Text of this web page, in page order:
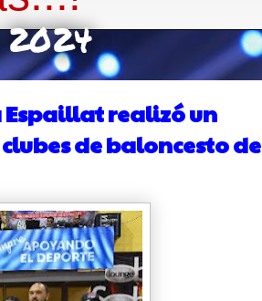
2024
Espaillat realizó un
de baloncesto de